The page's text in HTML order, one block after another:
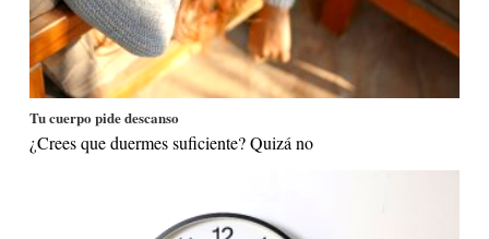
Tu cuerpo pide descanso
¿Crees que duermes suficiente? Quizá no